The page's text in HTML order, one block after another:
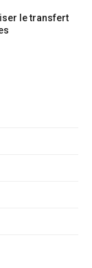
le transfert